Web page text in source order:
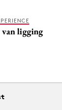
ligging